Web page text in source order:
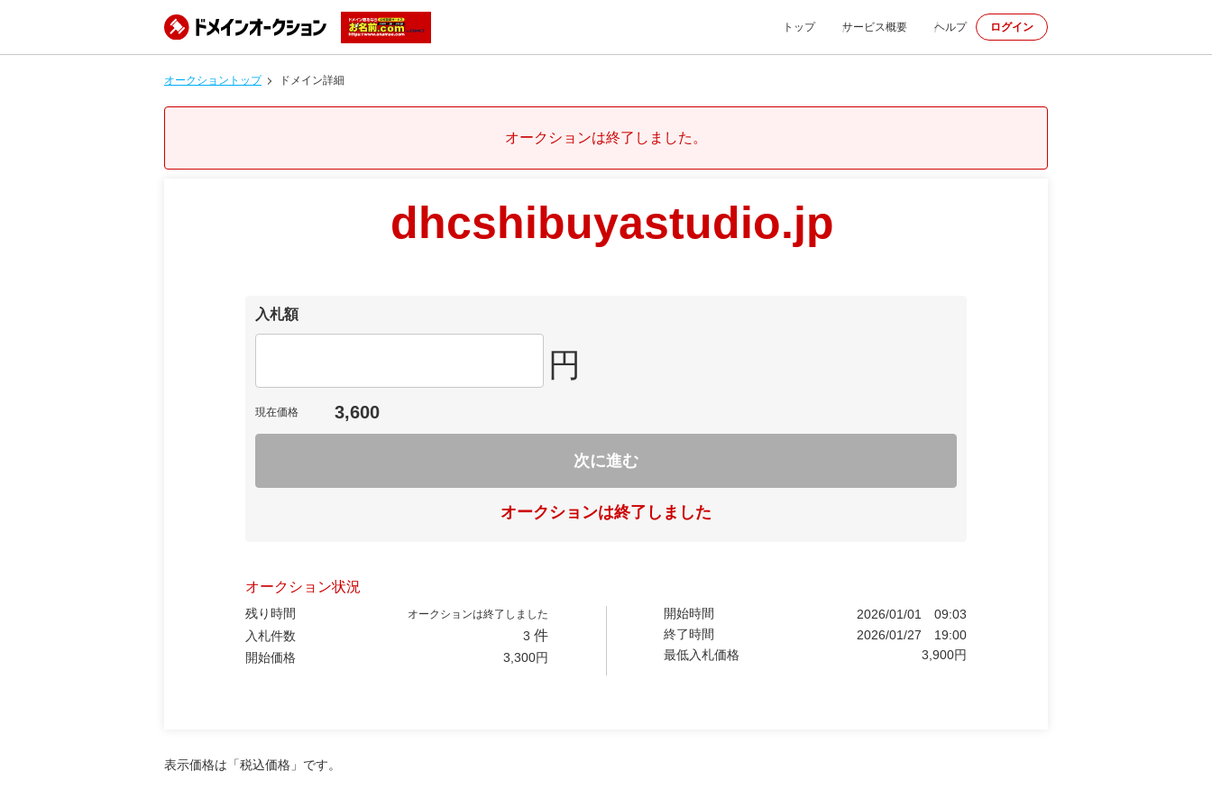
トップ サービス概要 ヘルプ ログイン
オークショントップ ドメイン詳細
オークションは終了しました。
dhcshibuyastudio.jp
入札額
円
現在価格 3,600
次に進む
オークションは終了しました
オークション状況
残り時間 オークションは終了しました
入札件数 3 件
開始価格 3,300円
開始時間 2026/01/01
09:03
終了時間
2026/01/27
19:00
最低入札価格
3,900円
表示価格は「税込価格」です。